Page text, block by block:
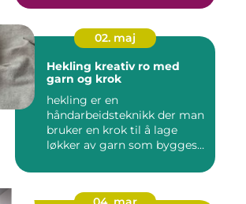
02. maj
Hekling kreativ ro med
garn og krok
hekling er en
håndarbeidsteknikk der man
bruker en krok til å lage
løkker av garn som bygges